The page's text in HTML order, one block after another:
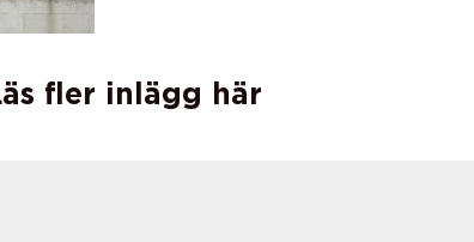
fler inlägg här